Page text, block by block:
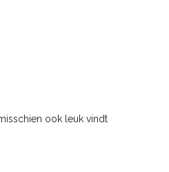
ook leuk vindt